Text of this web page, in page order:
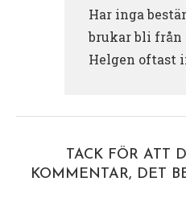
Har inga
brukar bli från
Helgen oftast
TACK FÖR ATT
KOMMENTAR, DET